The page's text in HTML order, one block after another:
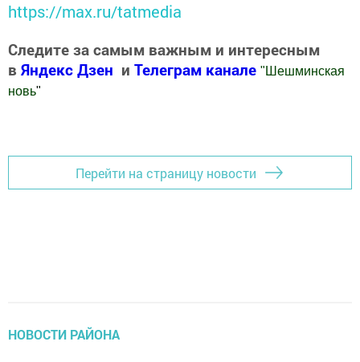
https://max.ru/tatmedia
Следите за самым важным и интересным
в Яндекс Дзен и Телеграм канале "Шешминская
новь"
Перейти на страницу новости
НОВОСТИ РАЙОНА